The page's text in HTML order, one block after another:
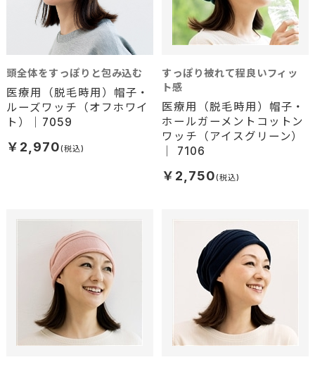
医療用（脱毛時用）帽子・
ルーズワッチ（オフホワイ
ト）｜7059
頭全体をすっぽりと包み込む
￥2,970
医療用（脱毛時用）帽子・
ホールガーメントコットン
ワッチ（アイスグリーン）
｜ 7106
すっぽり被れて程良いフィッ
ト感
￥2,750